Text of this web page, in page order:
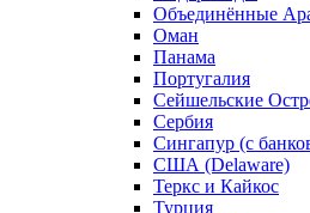
Объединённые
Оман
Панама
Португалия
Сейшельские
Сербия
Сингапур (c
США (Delaware)
Теркс и Кайкос
Турция